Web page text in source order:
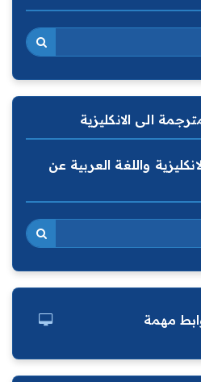
الى الانكليزية
واللغة العربية عن
مهمة